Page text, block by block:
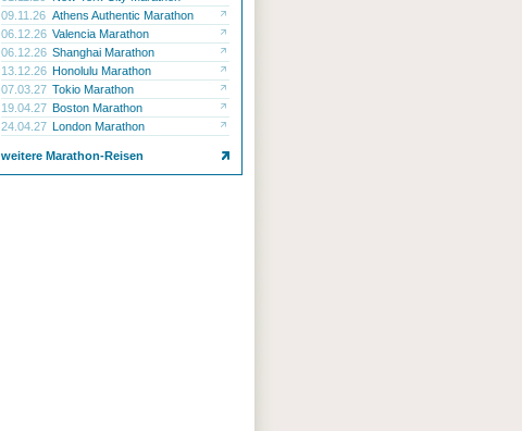
09.11.26 Athens Authentic Marathon
06.12.26 Valencia Marathon
06.12.26 Shanghai Marathon
13.12.26 Honolulu Marathon
07.03.27 Tokio Marathon
19.04.27 Boston Marathon
24.04.27 London Marathon
weitere Marathon-Reisen